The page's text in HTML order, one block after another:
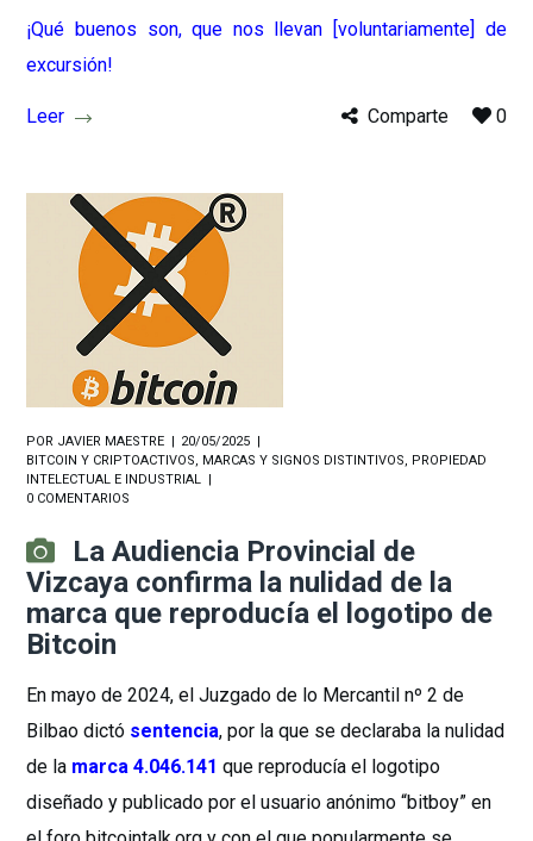
¡Qué buenos son, que nos llevan [voluntariamente] de
excursión!
Leer Comparte 0
POR JAVIER MAESTRE
20/05/2025
BITCOIN Y CRIPTOACTIVOS, MARCAS Y SIGNOS DISTINTIVOS, PROPIEDAD
INTELECTUAL E INDUSTRIAL
0 COMENTARIOS
La Audiencia Provincial de
Vizcaya confirma la nulidad de la
marca que reproducía el logotipo de
Bitcoin
En mayo de 2024, el Juzgado de lo Mercantil nº 2 de
Bilbao dictó sentencia, por la que se declaraba la nulidad
de la marca 4.046.141 que reproducía el logotipo
diseñado y publicado por el usuario anónimo “bitboy” en